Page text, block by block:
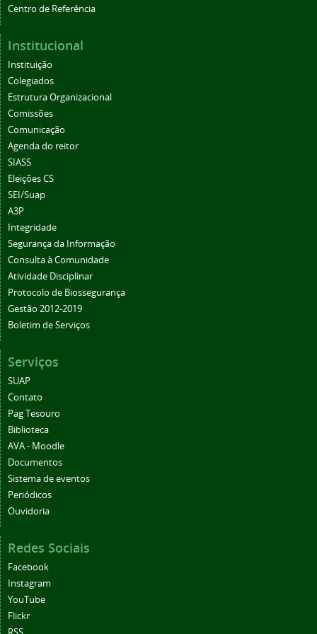
Centro de Referência
Institucional
Instituição
Colegiados
Estrutura Organizacional
Comissões
Comunicação
Agenda do reitor
SIASS
Eleições CS
SEI/Suap
A3P
Integridade
Segurança da Informação
Consulta à Comunidade
Atividade Disciplinar
Protocolo de Biossegurança
Gestão 2012-2019
Boletim de Serviços
Serviços
SUAP
Contato
Pag Tesouro
Biblioteca
AVA - Moodle
Documentos
Sistema de eventos
Periódicos
Ouvidoria
Redes Sociais
Facebook
Instagram
YouTube
Flickr